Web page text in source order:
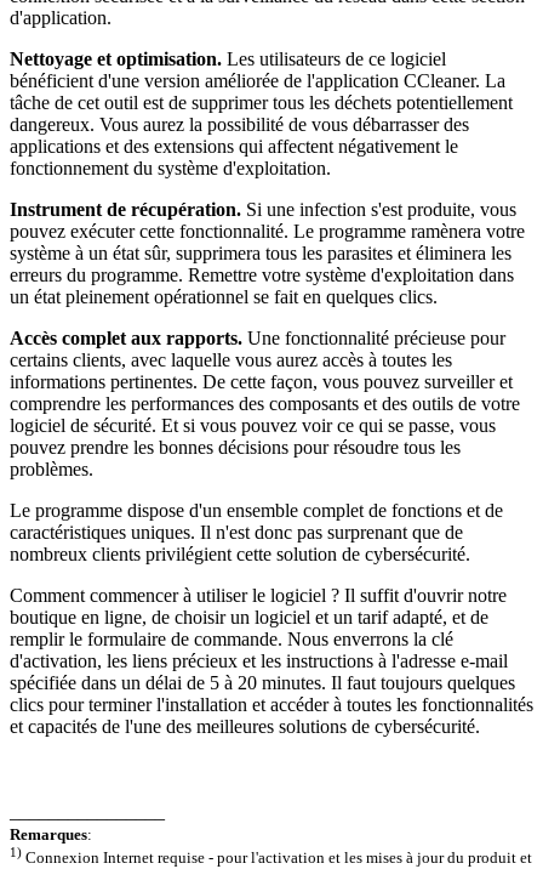
d'application.
Nettoyage et optimisation. Les utilisateurs de ce logiciel
bénéficient d'une version améliorée de l'application CCleaner. La
tâche de cet outil est de supprimer tous les déchets potentiellement
dangereux. Vous aurez la possibilité de vous débarrasser des
applications et des extensions qui affectent négativement le
fonctionnement du système d'exploitation.
Instrument de récupération. Si une infection s'est produite, vous
pouvez exécuter cette fonctionnalité. Le programme ramènera votre
système à un état sûr, supprimera tous les parasites et éliminera les
erreurs du programme. Remettre votre système d'exploitation dans
un état pleinement opérationnel se fait en quelques clics.
Accès complet aux rapports. Une fonctionnalité précieuse pour
certains clients, avec laquelle vous aurez accès à toutes les
informations pertinentes. De cette façon, vous pouvez surveiller et
comprendre les performances des composants et des outils de votre
logiciel de sécurité. Et si vous pouvez voir ce qui se passe, vous
pouvez prendre les bonnes décisions pour résoudre tous les
problèmes.
Le programme dispose d'un ensemble complet de fonctions et de
caractéristiques uniques. Il n'est donc pas surprenant que de
nombreux clients privilégient cette solution de cybersécurité.
Comment commencer à utiliser le logiciel ? Il suffit d'ouvrir notre
boutique en ligne, de choisir un logiciel et un tarif adapté, et de
remplir le formulaire de commande. Nous enverrons la clé
d'activation, les liens précieux et les instructions à l'adresse e-mail
spécifiée dans un délai de 5 à 20 minutes. Il faut toujours quelques
clics pour terminer l'installation et accéder à toutes les fonctionnalités
et capacités de l'une des meilleures solutions de cybersécurité.
Remarques:
1) Connexion Internet requise - pour l'activation et les mises à jour du produit et